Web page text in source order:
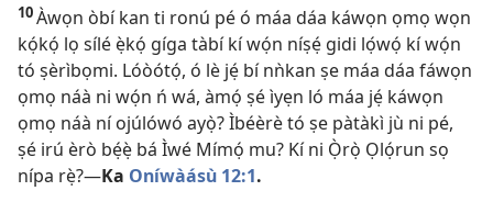
10Àwọn òbí kan ti ronú pé ó máa dáa káwọn ọmọ wọn
kọ́kọ́ lọ sílé ẹ̀kọ́ gíga tàbí kí wọ́n níṣẹ́ gidi lọ́wọ́ kí wọ́n
tó ṣèrìbọmi. Lóòótọ́, ó lè jẹ́ bí nǹkan ṣe máa dáa fáwọn
ọmọ náà ni wọ́n ń wá, àmọ́ ṣé ìyẹn ló máa jẹ́ káwọn
ọmọ náà ní ojúlówó ayọ̀? Ìbéèrè tó ṣe pàtàkì jù ni pé,
ṣé irú èrò bẹ́ẹ̀ bá Ìwé Mímọ́ mu? Kí ni Ọ̀rọ̀ Ọlọ́run sọ
nípa rẹ̀?​—Ka Oníwàásù 12:1.